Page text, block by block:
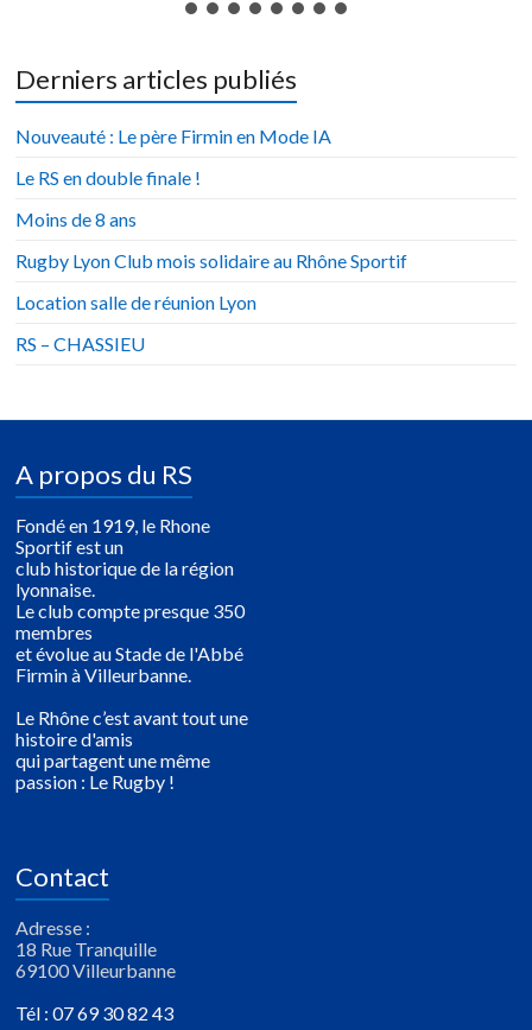
Derniers articles publiés
Nouveauté : Le père Firmin en Mode IA
Le RS en double finale !
Moins de 8 ans
Rugby Lyon Club mois solidaire au Rhône Sportif
Location salle de réunion Lyon
RS – CHASSIEU
A propos du RS
Fondé en 1919, le Rhone
Sportif est un
club historique de la région
lyonnaise.
Le club compte presque 350
membres
et évolue au Stade de l'Abbé
Firmin à Villeurbanne.
Le Rhône c’est avant tout une
histoire d'amis
qui partagent une même
passion : Le Rugby !
Contact
Adresse :
18 Rue Tranquille
69100 Villeurbanne
Tél : 07 69 30 82 43